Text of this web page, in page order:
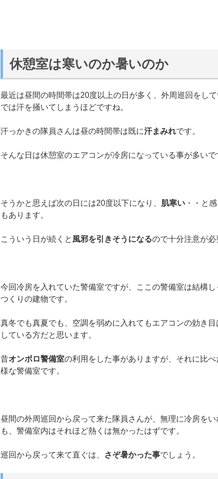
休憩室は寒いのか暑いのか
最近は昼間の時間帯は20度以上の日が多く、外周巡回をし
では汗を掻いてしまうほどですね。
汗っかきの隊員さんは昼の時間帯は既に汗まみれです。
そんな日は休憩室のエアコンが冷房になっている事が多いで
そうかと思えば次の日には20度以下になり、 肌寒い ・・と
もあります。
こういう日が続くと 風邪を引きそうになるので十分注意が必
今回冷房を入れていた警備室ですが、ここの警備室は結構し
つくりの建物です。
真冬でも真夏でも、空調を弱めに入れてもエアコンの効き目
している方だと思います。
昔オンボロ警備室の利用をした事がありますが、それに比
様な警備室です。
昼間の外周巡回から戻って来た隊員さんが、無理に冷房をい
も、警備室内はそれほど熱くは無かったはずです。
巡回から戻って来て直ぐは、 さぞ暑かった事でしょう。